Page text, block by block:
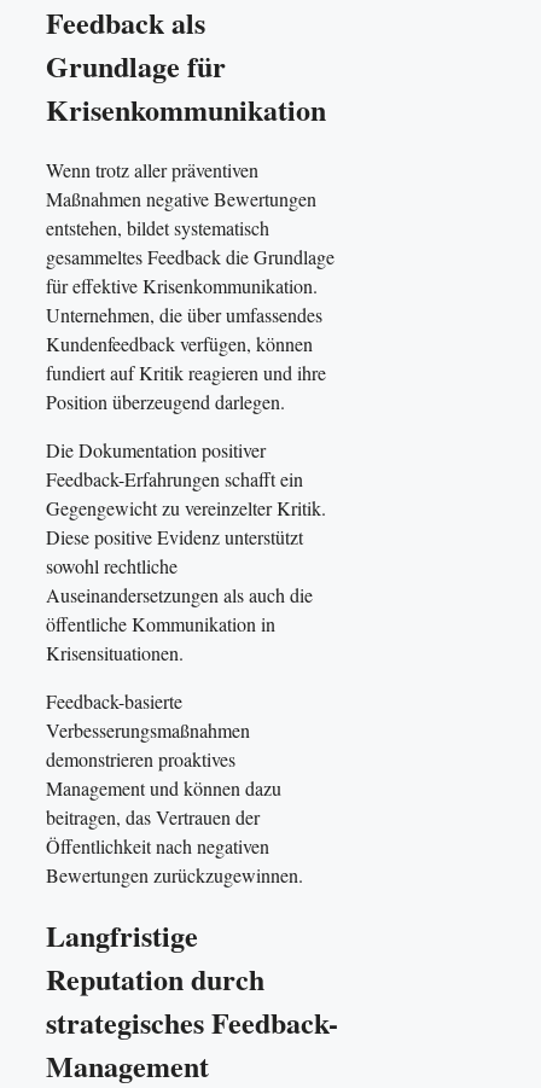
Feedback als
Grundlage für
Krisenkommunikation
Wenn trotz aller präventiven
Maßnahmen negative Bewertungen
entstehen, bildet systematisch
gesammeltes Feedback die Grundlage
für effektive Krisenkommunikation.
Unternehmen, die über umfassendes
Kundenfeedback verfügen, können
fundiert auf Kritik reagieren und ihre
Position überzeugend darlegen.
Die Dokumentation positiver
Feedback-Erfahrungen schafft ein
Gegengewicht zu vereinzelter Kritik.
Diese positive Evidenz unterstützt
sowohl rechtliche
Auseinandersetzungen als auch die
öffentliche Kommunikation in
Krisensituationen.
Feedback-basierte
Verbesserungsmaßnahmen
demonstrieren proaktives
Management und können dazu
beitragen, das Vertrauen der
Öffentlichkeit nach negativen
Bewertungen zurückzugewinnen.
Langfristige
Reputation durch
strategisches Feedback-
Management